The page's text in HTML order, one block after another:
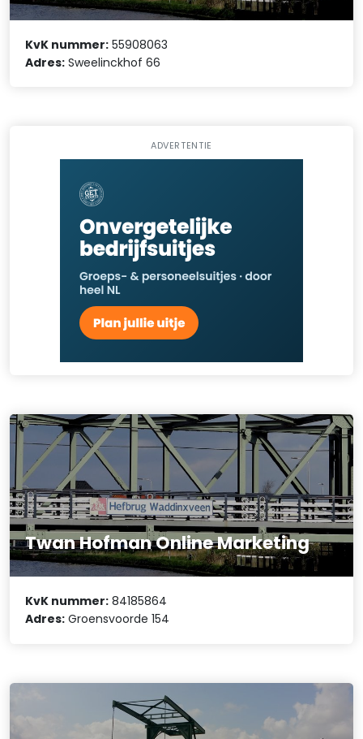
KvK nummer: 55908063
Adres: Sweelinckhof 66
ADVERTENTIE
Twan Hofman Online Marketing
KvK nummer: 84185864
Adres: Groensvoorde 154